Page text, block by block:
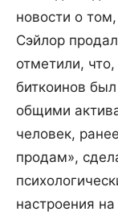
новости о
Сэйлор
отметили,
биткоинов
общими
человек,
продам»,
настроения